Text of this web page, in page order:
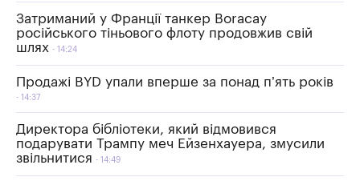
Затриманий у Франції танкер Boracay
російського тіньового флоту продовжив свій
шлях
14:24
Продажі BYD упали вперше за понад п’ять років
14:37
Директора бібліотеки, який відмовився
подарувати Трампу меч Ейзенхауера, змусили
звільнитися
14:49